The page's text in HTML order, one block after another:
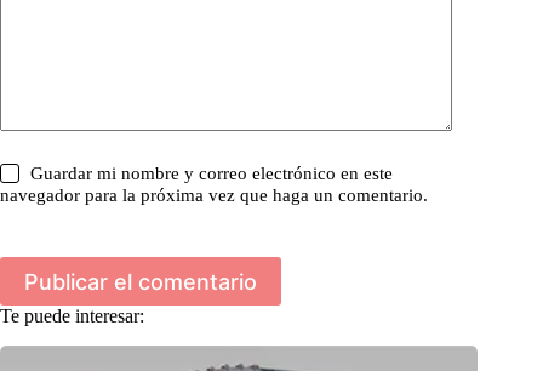
Guardar mi nombre y correo electrónico en este
navegador para la próxima vez que haga un comentario.
Publicar el comentario
Te puede interesar: